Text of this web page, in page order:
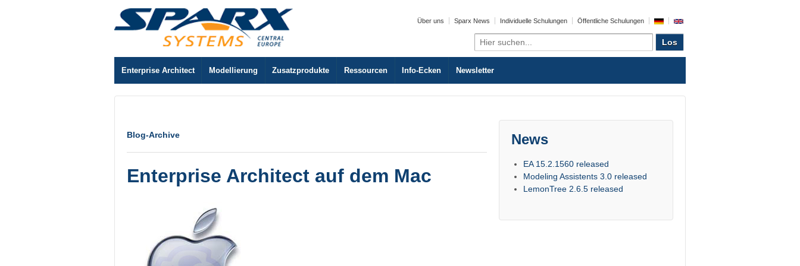
Über uns Sparx News Individuelle Schulungen Öffentliche Schulungen
Search
for:
Enterprise Architect Modellierung Zusatzprodukte Ressourcen Info-Ecken Newsletter
Blog-Archive
Enterprise Architect auf dem Mac
News
EA 15.2.1560 released
Modeling Assistents 3.0 released
LemonTree 2.6.5 released